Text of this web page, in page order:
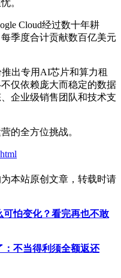
。
Cloud经过数十年耕
季度合计贡献数百亿美元
出专用AI芯片和算力租
仅依赖庞大而稳定的数据
企业级销售团队和技术支
的全方位挑战。
本站原创文章，转载时请
怕变化？看完再也不敢
不当得利须全额返还